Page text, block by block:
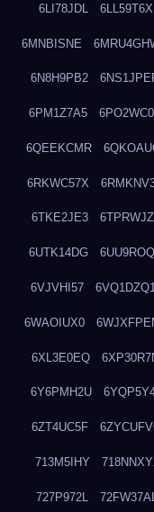
6LI78JDL 6LL59T6X
6MNBISNE
6N8H9PB2
6PM1Z7A5
6QEEKCMR
6RKWC57X
6TKE2JE3
6UTK14DG
6VJVHI57
6WAOIUX0
6XL3E0EQ
6Y6PMH2U
6ZT4UC5F
713M5IHY
727P972L 72FW37AL